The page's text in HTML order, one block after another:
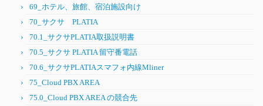
69_ホテル、旅館、宿泊施設向け
70_サクサ PLATIA
70.1_サクサPLATIA取扱説明書
70.5_サクサ PLATIA 留守番電話
70.6_サクサPLATIAスマフォ内線Mliner
75_Cloud PBX AREA
75.0_Cloud PBX AREA の競合先